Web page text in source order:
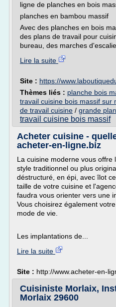
ligne de planches en bois
planches en bambou massif
Avec des planches en bois
des plans de travail pour
bureau, des marches
Lire la suite
Site : https://
Thèmes liés : planche bois
travail cuisine bois massif sur
de travail cuisine / grande
travail cuisine bois massif
Acheter cuisine -
acheter-en-ligne.biz
La cuisine moderne vous offre
style traditionnel ou plus
déstructuré, en épi, avec îlot
taille de votre cuisine et
faudra vous orienter vers une
Vous choisirez également
mode de vie.
Les implantations de...
Lire la suite
Site : http://www.acheter-en-
Cuisiniste Morlaix,
Morlaix 29600